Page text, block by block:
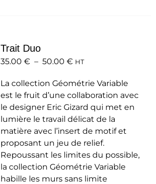
peuvent
choisies
sur
la
page
du
produit
Trait Duo
35.00 € – 50.00 €Plage
prix :
35.00 €
à
50.00 €
HT
La collection Géométrie Variable
est le fruit d’une collaboration avec
le designer Eric Gizard qui met en
lumière le travail délicat de la
matière avec l’insert de motif et
proposant un jeu de relief.
Repoussant les limites du possible,
la collection Géométrie Variable
habille les murs sans limite